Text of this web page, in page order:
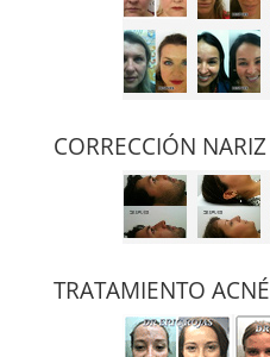
CORRECCIÓN NARIZ
TRATAMIENTO ACNÉ